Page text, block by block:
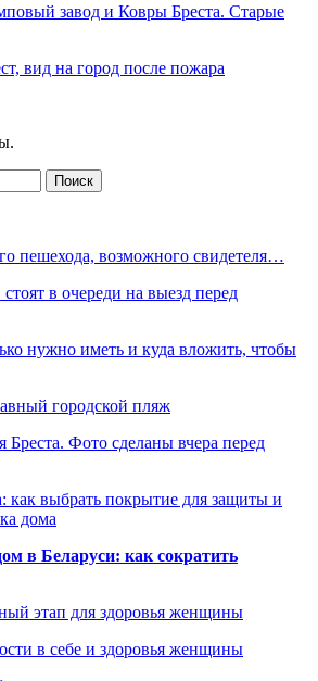
завод и Ковры Бреста. Старые
вид на город после пожара
пешехода, возможного свидетеля…
в очереди на выезд перед
нужно иметь и куда вложить, чтобы
городской пляж
Бреста. Фото сделаны вчера перед
как выбрать покрытие для защиты и
дома
в Беларуси: как сократить
этап для здоровья женщины
в себе и здоровья женщины